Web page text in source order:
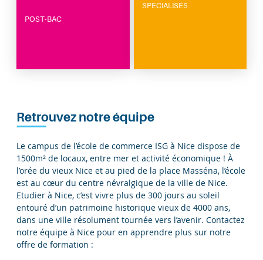
POST-BAC
SPÉCIALISÉS
Retrouvez notre équipe
Le campus de l’école de commerce ISG à Nice dispose de
1500m² de locaux, entre mer et activité économique ! À
l’orée du vieux Nice et au pied de la place Masséna, l’école
est au cœur du centre névralgique de la ville de Nice.
Etudier à Nice, c’est vivre plus de 300 jours au soleil
entouré d’un patrimoine historique vieux de 4000 ans,
dans une ville résolument tournée vers l’avenir. Contactez
notre équipe à Nice pour en apprendre plus sur notre
offre de formation :